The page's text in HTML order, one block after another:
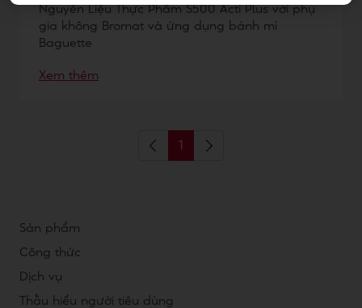
Nguyên Liệu Thực Phẩm S500 Acti Plus với phụ
gia không Bromat và ứng dụng bánh mì
Baguette
Xem thêm
1
Sản phẩm
Công thức
Dịch vụ
Thấu hiểu người tiêu dùng